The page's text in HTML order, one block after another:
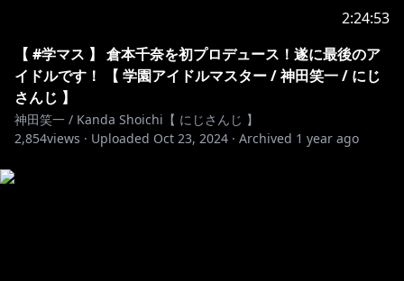
https://shop.nijisanji.jp/s/niji/item/detail/dig-00124?
ima=0549
🍅│Twitterやお手紙など
2:24:53
【 #学マス 】 倉本千奈を初プロデュース！遂に最後のア
イドルです！ 【 学園アイドルマスター / 神田笑一 / にじ
さんじ 】
神田笑一 / Kanda Shoichi【 にじさんじ 】
2,854views · Uploaded Oct 23, 2024 · Archived 1 year ago